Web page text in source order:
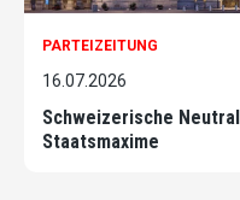
PARTEIZEITUNG
16.07.2026
Schweizerische
Staatsmaxime